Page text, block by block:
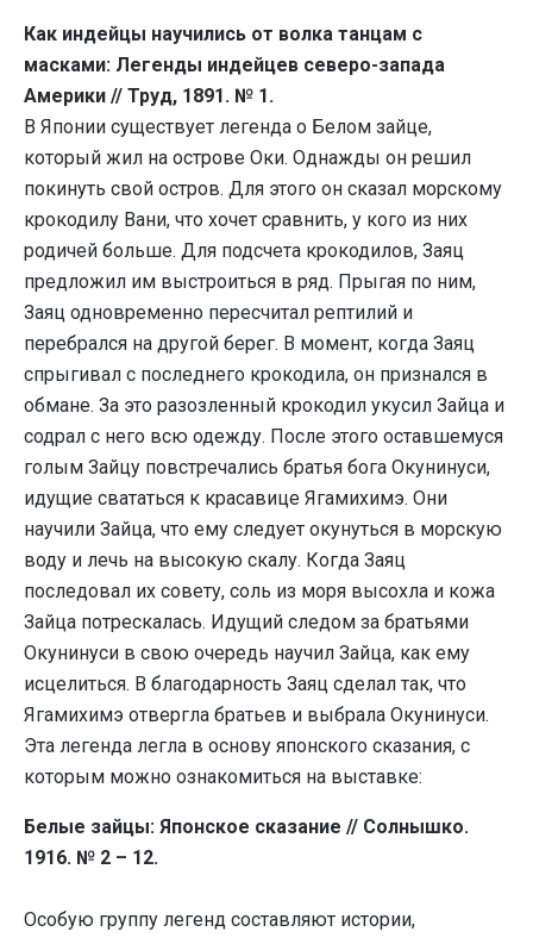
Как индейцы научились от волка танцам с
масками: Легенды индейцев северо-запада
Америки // Труд, 1891. № 1.
В Японии существует легенда о Белом зайце,
который жил на острове Оки. Однажды он решил
покинуть свой остров. Для этого он сказал морскому
крокодилу Вани, что хочет сравнить, у кого из них
родичей больше. Для подсчета крокодилов, Заяц
предложил им выстроиться в ряд. Прыгая по ним,
Заяц одновременно пересчитал рептилий и
перебрался на другой берег. В момент, когда Заяц
спрыгивал с последнего крокодила, он признался в
обмане. За это разозленный крокодил укусил Зайца и
содрал с него всю одежду. После этого оставшемуся
голым Зайцу повстречались братья бога Окунинуси,
идущие свататься к красавице Ягамихимэ. Они
научили Зайца, что ему следует окунуться в морскую
воду и лечь на высокую скалу. Когда Заяц
последовал их совету, соль из моря высохла и кожа
Зайца потрескалась. Идущий следом за братьями
Окунинуси в свою очередь научил Зайца, как ему
исцелиться. В благодарность Заяц сделал так, что
Ягамихимэ отвергла братьев и выбрала Окунинуси.
Эта легенда легла в основу японского сказания, с
которым можно ознакомиться на выставке:
Белые зайцы: Японское сказание // Солнышко.
1916. № 2 – 12.
Особую группу легенд составляют истории,